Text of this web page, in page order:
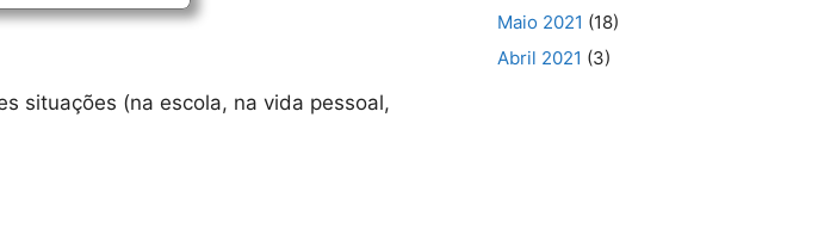
situações (na escola, na vida pessoal,
Maio 2021 (18)
Abril 2021 (3)